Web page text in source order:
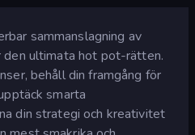
sammanslagning av
den ultimata hot pot-rätten.
behåll din framgång för
smarta
din strategi och kreativitet